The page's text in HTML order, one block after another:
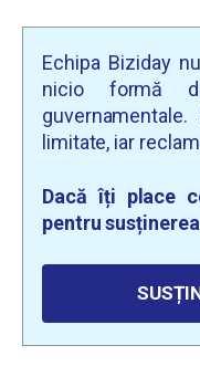
Echipa Biziday
nicio formă
limitate, iar
Dacă îți place
pentru